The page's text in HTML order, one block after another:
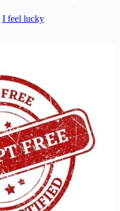
I feel lucky